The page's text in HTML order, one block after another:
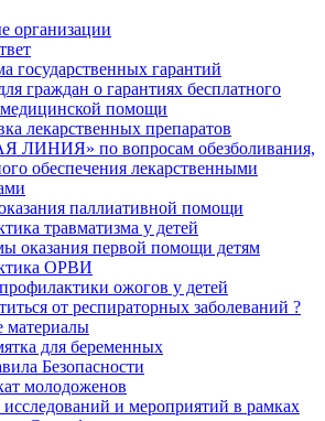
организации
государственных гарантий
граждан о гарантиях бесплатного
медицинской помощи
лекарственных препаратов
ЛИНИЯ» по вопросам обезболивания,
обеспечения лекарственными
паллиативной помощи
травматизма у детей
оказания первой помощи детям
ОРВИ
ожогов у детей
от респираторных заболеваний ?
материалы
для беременных
Безопасности
молодоженов
и мероприятий в рамках